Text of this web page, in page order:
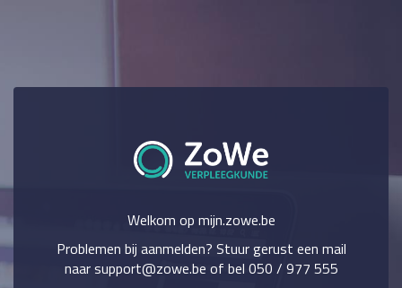
Welkom op mijn.zowe.be
Problemen bij aanmelden? Stuur gerust een mail
naar support@zowe.be of bel 050 / 977 555